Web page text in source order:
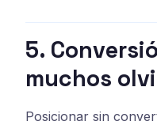
5.
muchos
Posicionar sin